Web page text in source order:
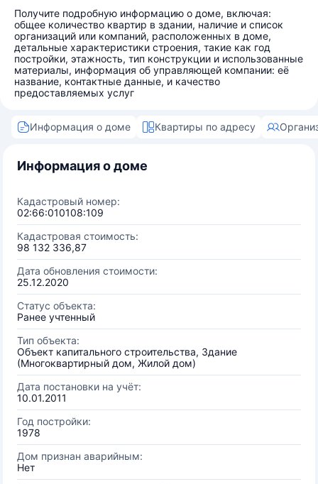
Получите подробную информацию о доме, включая:
общее количество квартир в здании, наличие и список
организаций или компаний, расположенных в доме,
детальные характеристики строения, такие как год
постройки, этажность, тип конструкции и использованные
материалы, информация об управляющей компании: её
название, контактные данные, и качество
предоставляемых услуг
Информация о доме Квартиры по адресу
Информация о доме
Кадастровый номер:
02:66:010108:109
Кадастровая стоимость:
98 132 336,87
Дата обновления стоимости:
25.12.2020
Статус объекта:
Ранее учтенный
Тип объекта:
Объект капитального строительства, Здание
(Многоквартирный дом, Жилой дом)
Дата постановки на учёт:
10.01.2011
Год постройки:
1978
Дом признан аварийным:
Нет